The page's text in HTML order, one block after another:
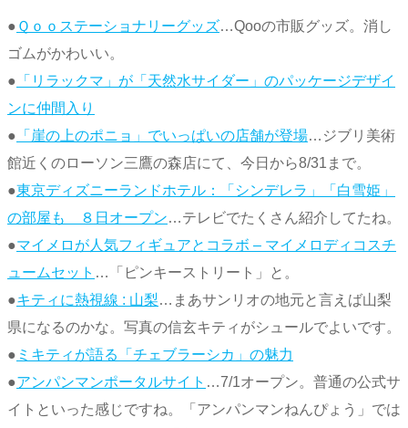
● Ｑｏｏステーショナリーグッズ…Qooの市販グッズ。消し
ゴムがかわいい。
● 「リラックマ」が「天然水サイダー」のパッケージデザイ
ンに仲間入り
● 「崖の上のポニョ」でいっぱいの店舗が登場…ジブリ美術
館近くのローソン三鷹の森店にて、今日から8/31まで。
●東京ディズニーランドホテル：「シンデレラ」「白雪姫」
の部屋も ８日オープン…テレビでたくさん紹介してたね。
●マイメロが人気フィギュアとコラボ – マイメロディコスチ
ュームセット …「ピンキーストリート」と。
●キティに熱視線 : 山梨…まあサンリオの地元と言えば山梨
県になるのかな。写真の信玄キティがシュールでよいです。
● ミキティが語る「チェブラーシカ」の魅力
●アンパンマンポータルサイト …7/1オープン。普通の公式サ
イトといった感じですね。「アンパンマンねんぴょう」では